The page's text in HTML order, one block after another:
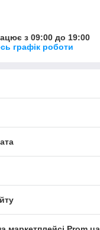
з 09:00 до 19:00
графік роботи